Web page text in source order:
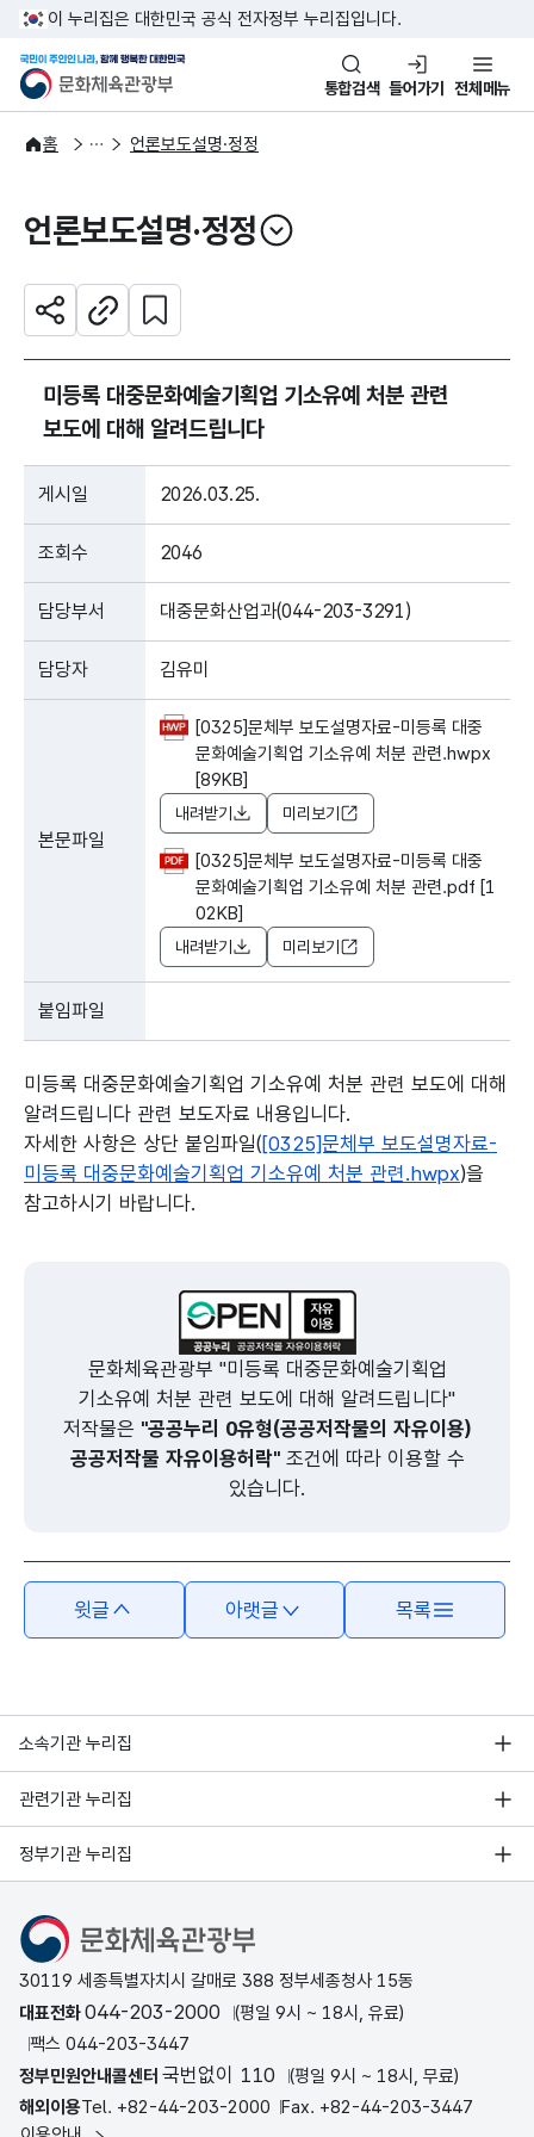
본문 바로가기
주메뉴 바로가기
이 누리집은 대한민국 공식 전자정부 누리집입니다.
문화체육관광부
국민이 주인인 나라, 함께 행복
통합검색 들어가기 전체메뉴
홈
알림·소식
보도·뉴스 언론보도설명·정정
언론보도설명·정정
열기
공유하기주소복사
관심 콘텐츠 설정하기
미등록 대중문화예술기획업 기소유예 처분 관련
보도에 대해 알려드립니다
게시일 2026.03.25.
조회수 2046
담당부서 대중문화산업과(044-203-3291)
담당자 김유미
본문파일
[0325]문체부 보도설명자료-미등록 대중
문화예술기획업 기소유예 처분 관련.hwpx
[89KB]
내려받기 미리보기
[0325]문체부 보도설명자료-미등록 대중
문화예술기획업 기소유예 처분 관련.pdf [1
02KB]
내려받기 미리보기
붙임파일
미등록 대중문화예술기획업 기소유예 처분 관련 보도에 대해
알려드립니다 관련 보도자료 내용입니다.
자세한 사항은 상단 붙임파일([0325]문체부 보도설명자료-
미등록 대중문화예술기획업 기소유예 처분 관련.hwpx)을
참고하시기 바랍니다.
문화체육관광부 "미등록 대중문화예술기획업
기소유예 처분 관련 보도에 대해 알려드립니다"
저작물은 "공공누리 0유형(공공저작물의 자유이용)
공공저작물 자유이용허락"조건에 따라 이용할 수
있습니다.
윗글 아랫글 목록
소속기관 누리집
관련기관 누리집
정부기관 누리집
문화체육관광부
30119 세종특별자치시 갈매로 388 정부세종청사 15동
대표전화044-203-2000
(평일 9시 ~ 18시, 유료)
팩스 044-203-3447
정부민원안내콜센터 국번없이 110
(평일 9시 ~ 18시, 무료)
해외이용Tel. +82-44-203-2000 Fax. +82-44-203-3447